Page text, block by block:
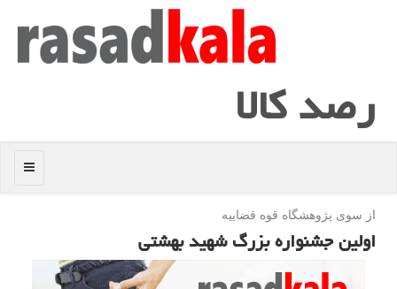
رصد كالا
منو
از سوی پژوهشگاه قوه قضاییه
اولین جشنواره بزرگ شهید بهشتی